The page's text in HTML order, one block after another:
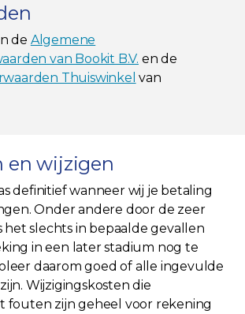
de Algemene
van Bookit B.V. en de
Thuiswinkel van
en wijzigen
definitief wanneer wij je betaling
Onder andere door de zeer
het slechts in bepaalde gevallen
in een later stadium nog te
daarom goed of alle ingevulde
Wijzigingskosten die
fouten zijn geheel voor rekening